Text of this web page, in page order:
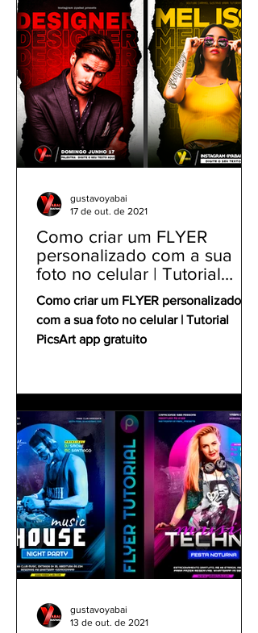
Mobile Edit
Como criar um FLYER
personalizado com a sua
foto no celular | Tutorial
PicsArt app gratuito
Como criar um FLYER personalizado
com a sua foto no celular | Tutorial
PicsArt app gratuito
gustavoyabai
17 de out. de 2021
gustavoyabai
13 de out. de 2021